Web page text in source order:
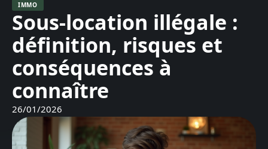
IMMO
Sous-location illégale :
définition, risques et
conséquences à
connaître
26/01/2026